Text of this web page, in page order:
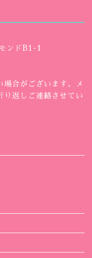
ンドB1-1
合がございます。メ
り返しご連絡させてい